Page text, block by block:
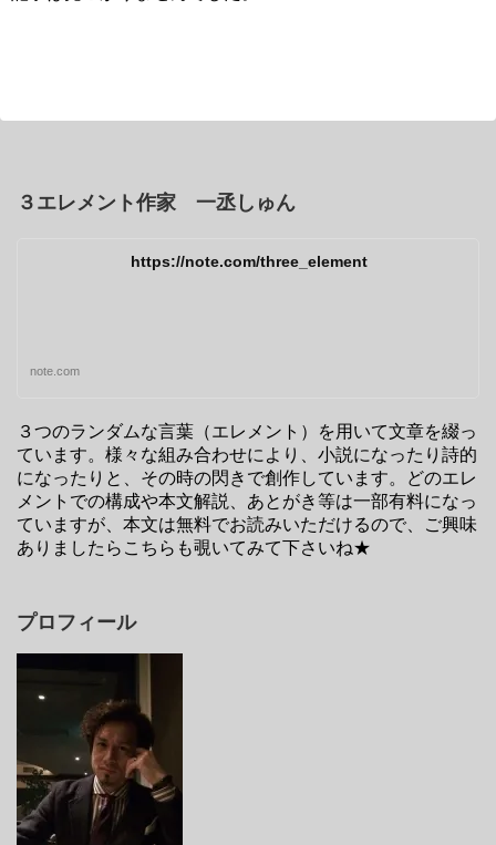
３エレメント作家 一丞しゅん
https://note.com/three_element
note.com
３つのランダムな言葉（エレメント）を用いて文章を綴っ
ています。様々な組み合わせにより、小説になったり詩的
になったりと、その時の閃きで創作しています。どのエレ
メントでの構成や本文解説、あとがき等は一部有料になっ
ていますが、本文は無料でお読みいただけるので、ご興味
ありましたらこちらも覗いてみて下さいね★
プロフィール